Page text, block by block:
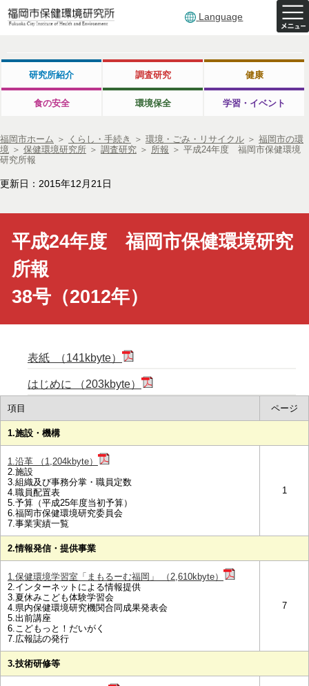
Language
研究所紹介 調査研究 健康
食の安全 環境保全 学習・イベント
福岡市ホーム ＞ くらし・手続き ＞ 環境・ごみ・リサイクル ＞ 福岡市の環
境 ＞ 保健環境研究所 ＞ 調査研究 ＞ 所報 ＞ 平成24年度 福岡市保健環境
研究所報
更新日：2015年12月21日
平成24年度 福岡市保健環境研究
所報
38号（2012年）
表紙 （141kbyte）
はじめに （203kbyte）
項目 ページ
1.施設・機構
1.沿革 （1,204kbyte）
2.施設
3.組織及び事務分掌・職員定数
4.職員配置表
5.予算（平成25年度当初予算）
6.福岡市保健環境研究委員会
7.事業実績一覧
1
2.情報発信・提供事業
1.保健環境学習室「まもるーむ福岡」 （2,610kbyte）
2.インターネットによる情報提供
3.夏休みこども体験学習会
4.県内保健環境研究機関合同成果発表会
5.出前講座
6.こどもっと！だいがく
7.広報誌の発行
7
3.技術研修等